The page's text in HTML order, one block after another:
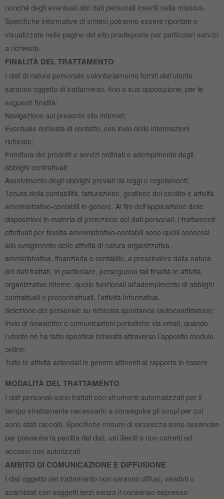
nonché degli eventuali altri dati personali inseriti nella missiva.
Specifiche informative di sintesi potranno essere riportate o
visualizzate nelle pagine del sito predisposte per particolari servizi
a richiesta.
FINALITÀ DEL TRATTAMENTO
I dati di natura personale volontariamente forniti dall’utente
saranno oggetto di trattamento, fino a sua opposizione, per le
seguenti finalità:
Navigazione sul presente sito internet;
Eventuale richiesta di contatto, con invio delle informazioni
richieste;
Fornitura dei prodotti e servizi ordinati e adempimento degli
obblighi contrattuali;
Assolvimento degli obblighi previsti da leggi e regolamenti;
Tenuta della contabilità, fatturazione, gestione del credito e attività
amministrativo‐contabili in genere. Ai fini dell'applicazione delle
disposizioni in materia di protezione dei dati personali, i trattamenti
effettuati per finalità amministrativo‐contabili sono quelli connessi
allo svolgimento delle attività di natura organizzativa,
amministrativa, finanziaria e contabile, a prescindere dalla natura
dei dati trattati. In particolare, perseguono tali finalità le attività
organizzative interne, quelle funzionali all'adempimento di obblighi
contrattuali e precontrattuali, l’attività informativa.
Selezione del personale su richiesta spontanea (autocandidatura);
Invio di newsletter e comunicazioni periodiche via email, quando
l’utente ne ha fatto specifica richiesta attraverso l’apposito modulo
online;
Tutte le attività aziendali in genere attinenti al rapporto in essere.
MODALITÀ DEL TRATTAMENTO
I dati personali sono trattati con strumenti automatizzati per il
tempo strettamente necessario a conseguire gli scopi per cui
sono stati raccolti. Specifiche misure di sicurezza sono osservate
per prevenire la perdita dei dati, usi illeciti o non corretti ed
accessi non autorizzati.
AMBITO DI COMUNICAZIONE E DIFFUSIONE
I dati oggetto del trattamento non saranno diffusi, venduti o
scambiati con soggetti terzi senza il consenso espresso